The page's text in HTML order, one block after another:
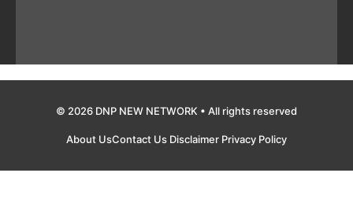
© 2026 DNP NEW NETWORK • All rights reserved
About UsContact Us Disclaimer Privacy Policy